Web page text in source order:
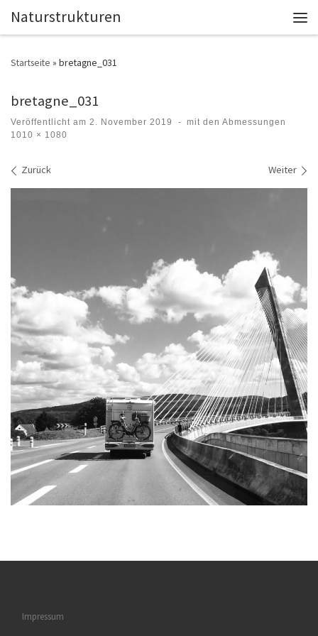
Zum Inhalt springen
Naturstrukturen
Startseite » bretagne_031
bretagne_031
Veröffentlicht am 2. November 2019 - mit den Abmessungen
1010 × 1080
Bilder Navigation
Zurück Weiter
Impressum